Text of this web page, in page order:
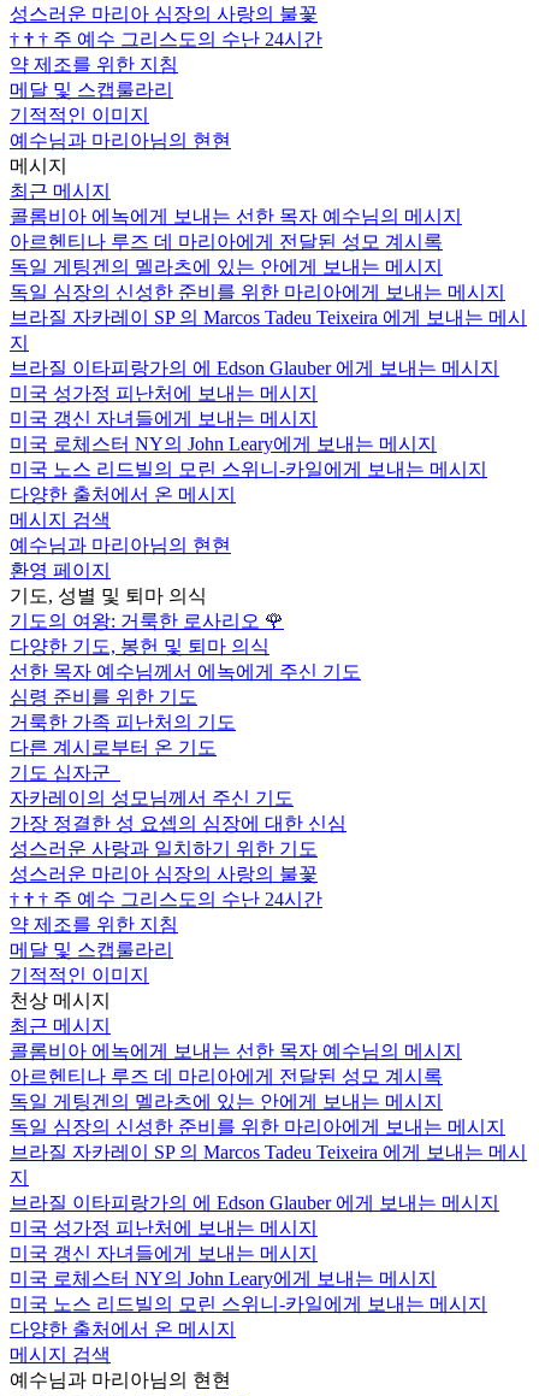
성스러운 마리아 심장의 사랑의 불꽃
† † † 주 예수 그리스도의 수난 24시간
약 제조를 위한 지침
메달 및 스캡룰라리
기적적인 이미지
예수님과 마리아님의 현현
메시지
최근 메시지
콜롬비아 에녹에게 보내는 선한 목자 예수님의 메시지
아르헨티나 루즈 데 마리아에게 전달된 성모 계시록
독일 게팅겐의 멜라츠에 있는 안에게 보내는 메시지
독일 심장의 신성한 준비를 위한 마리아에게 보내는 메시지
브라질 자카레이 SP 의 Marcos Tadeu Teixeira 에게 보내는 메시
지
브라질 이타피랑가의 에 Edson Glauber 에게 보내는 메시지
미국 성가정 피난처에 보내는 메시지
미국 갱신 자녀들에게 보내는 메시지
미국 로체스터 NY의 John Leary에게 보내는 메시지
미국 노스 리드빌의 모린 스위니-카일에게 보내는 메시지
다양한 출처에서 온 메시지
메시지 검색
예수님과 마리아님의 현현
환영 페이지
기도, 성별 및 퇴마 의식
기도의 여왕: 거룩한 로사리오 🌹
다양한 기도, 봉헌 및 퇴마 의식
선한 목자 예수님께서 에녹에게 주신 기도
심령 준비를 위한 기도
거룩한 가족 피난처의 기도
다른 계시로부터 온 기도
기도 십자군
자카레이의 성모님께서 주신 기도
가장 정결한 성 요셉의 심장에 대한 신심
성스러운 사랑과 일치하기 위한 기도
성스러운 마리아 심장의 사랑의 불꽃
† † † 주 예수 그리스도의 수난 24시간
약 제조를 위한 지침
메달 및 스캡룰라리
기적적인 이미지
천상 메시지
최근 메시지
콜롬비아 에녹에게 보내는 선한 목자 예수님의 메시지
아르헨티나 루즈 데 마리아에게 전달된 성모 계시록
독일 게팅겐의 멜라츠에 있는 안에게 보내는 메시지
독일 심장의 신성한 준비를 위한 마리아에게 보내는 메시지
브라질 자카레이 SP 의 Marcos Tadeu Teixeira 에게 보내는 메시
지
브라질 이타피랑가의 에 Edson Glauber 에게 보내는 메시지
미국 성가정 피난처에 보내는 메시지
미국 갱신 자녀들에게 보내는 메시지
미국 로체스터 NY의 John Leary에게 보내는 메시지
미국 노스 리드빌의 모린 스위니-카일에게 보내는 메시지
다양한 출처에서 온 메시지
메시지 검색
예수님과 마리아님의 현현